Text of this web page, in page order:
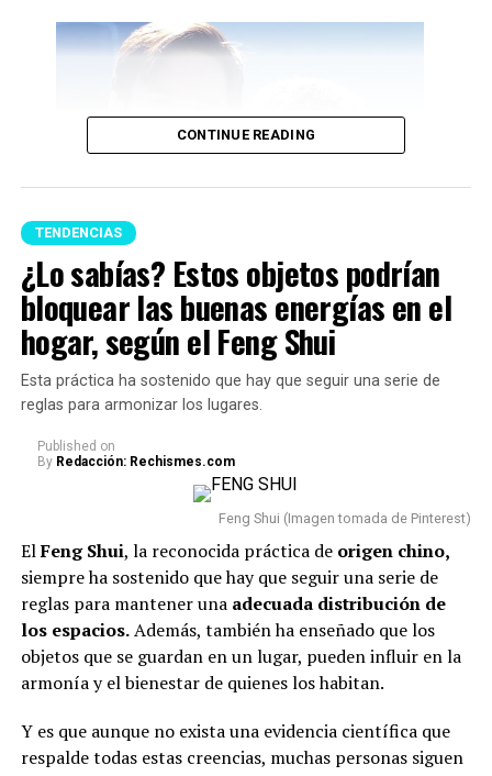
Lionel Messi y su papá (Imagen tomada de prensa)
Y en este caso, se supo que Messi venía atravesando una
delicada situación de salud. De hecho, desde junio de este
seguimiento médicoy pidió respeto frente a las
versiones y especulaciones que circulaban sobre su
estado. En ese entonces, se llegó a decir que el hombre
Y pese a que por unas semanas mostró evolución, el
pasado 7 de agosto,Jorgeno le ganó la batalla a la
muerte y murió en un centro médico de Rosario, ciudad
en la que nació. Es preciso resaltar que aún se conocen
mayores detalles sobre las circunstancias de su muerte.
Lee también: “Y el verano rosa ahora es un
invierno”: Karol G estrenó su nuevo álbum y fans
CONTINUE READING
TENDENCIAS
¿Lo sabías? Estos objetos podrían
bloquear las buenas energías en el
hogar, según el Feng Shui
Esta práctica ha sostenido que hay que seguir una serie de
reglas para armonizar los lugares.
Published on
By Redacción: Rechismes.com
Feng Shui (Imagen tomada de Pinterest)
ElFeng Shui, la reconocida práctica deorigen chino,
siempre ha sostenido que hay que seguir una serie de
reglas para mantener unaadecuada distribución de
los espacios.Además, también ha enseñado que los
objetos que se guardan en un lugar, pueden influir en la
armonía y el bienestar de quienes los habitan.
Y es que aunque no exista una evidencia científica que
respalde todas estas creencias, muchas personas siguen